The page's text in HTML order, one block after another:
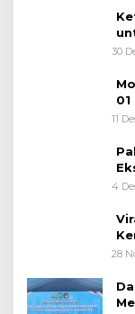
30
11
4
28